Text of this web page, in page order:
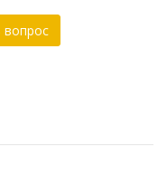
вопрос